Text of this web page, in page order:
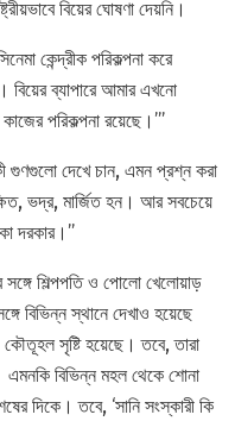
বিয়ের ঘোষণা দেয়নি।
কেন্দ্রীক পরিকল্পনা করে
বিয়ের ব্যাপারে আমার এখনো
পরিকল্পনা রয়েছে।’’’
গুণগুলো দেখে চান, এমন প্রশ্ন করা
ভদ্র, মার্জিত হন। আর সবচেয়ে
দরকার।’’
শিল্পপতি ও পোলো খেলোয়াড়
বিভিন্ন স্থানে দেখাও হয়েছে
সৃষ্টি হয়েছে। তবে, তারা
বিভিন্ন মহল থেকে শোনা
দিকে। তবে, ‘সানি সংস্কারী কি